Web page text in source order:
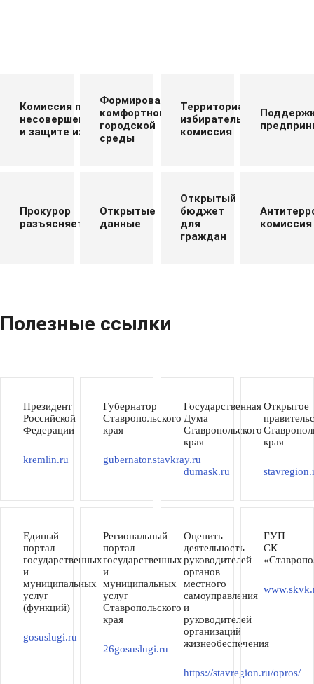
Комиссия по делам
несовершеннолетних
и защите их прав
Формирование
комфортной
городской
среды
Территориальная
избирательная
комиссия
Прокурор
разъясняет
Открытые
данные
Открытый
бюджет
для
граждан
комиссия
Полезные ссылки
Президент
Российской
Федерации
kremlin.ru
Губернатор
Ставропольского
края
gubernator.stavkray.ru
Государственная
Дума
Ставропольского
края
dumask.ru
Открытое
края
Единый
портал
государственных
и
муниципальных
услуг
(функций)
gosuslugi.ru
Региональный
портал
государственных
и
муниципальных
услуг
Ставропольского
края
26gosuslugi.ru
Оценить
деятельность
руководителей
органов
местного
самоуправления
и
руководителей
организаций
жизнеобеспечения
https://stavregion.ru/opros/
ГУП
СК